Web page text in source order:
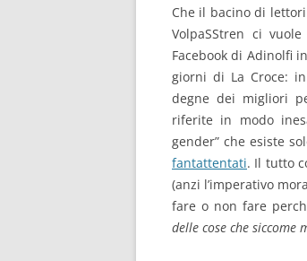
Che il bacino di
VolpaSStren ci
Facebook di Adinolfi
giorni di La Croce:
degne dei migliori
riferite in modo
gender” che esiste
fantattentati. Il tutto
(anzi l’imperativo
fare o non fare
delle cose che siccome